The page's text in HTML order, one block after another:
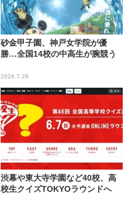
砂金甲子園、神戸女学院が優
勝…全国14校の中高生が腕競う
2026.7.29
渋幕や東大寺学園など40校、高
校生クイズTOKYOラウンドへ